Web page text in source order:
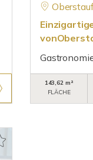
143,62 m²
FLÄCHE